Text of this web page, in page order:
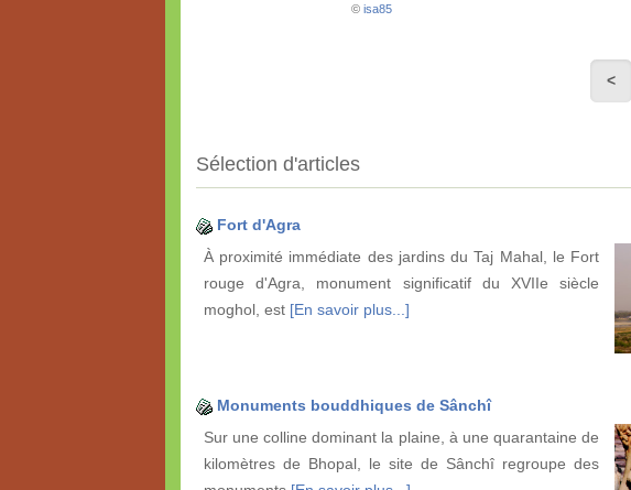
©isa85
Sélection d'articles
Fort d'Agra
À proximité immédiate des jardins du Taj Mahal, le Fort
rouge d'Agra, monument significatif du XVIIe siècle
moghol, est [En savoir plus...]
Monuments bouddhiques de Sânchî
Sur une colline dominant la plaine, à une quarantaine de
kilomètres de Bhopal, le site de Sânchî regroupe des